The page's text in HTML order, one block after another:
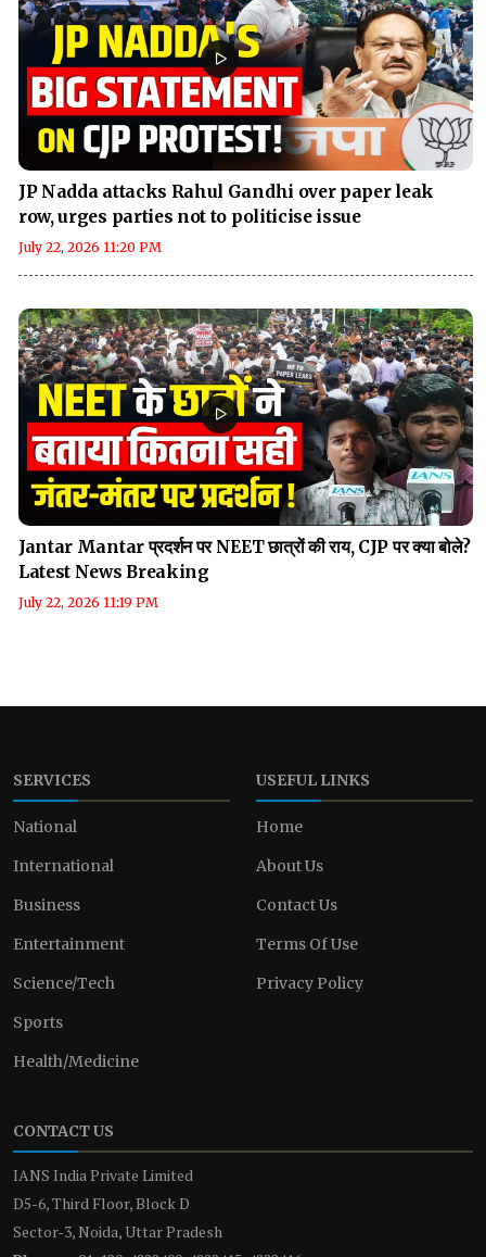
JP Nadda attacks Rahul Gandhi over paper leak
row, urges parties not to politicise issue
July 22, 2026 11:20 PM
Jantar Mantar प्रदर्शन पर NEET छात्रों की राय, CJP पर क्या बोले?
Latest News Breaking
July 22, 2026 11:19 PM
SERVICES
National
International
Business
Entertainment
Science/Tech
Sports
Health/Medicine
USEFUL LINKS
Home
About Us
Contact Us
Terms Of Use
Privacy Policy
CONTACT US
IANS India Private Limited
D5-6, Third Floor, Block D
Sector-3, Noida, Uttar Pradesh